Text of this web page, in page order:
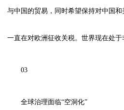
与中国的贸易，同时希望保持对中国
一直在对欧洲征收关税。世界现在处于
03
全球治理面临“空洞化”